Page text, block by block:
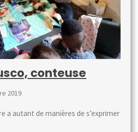
conteuse
2019
a autant de manières de s’exprimer